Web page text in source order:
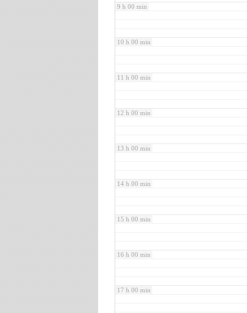
9 h 00 min
10 h 00 min
11 h 00 min
12 h 00 min
13 h 00 min
14 h 00 min
15 h 00 min
16 h 00 min
17 h 00 min